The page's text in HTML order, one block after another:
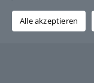
Alle akzeptieren